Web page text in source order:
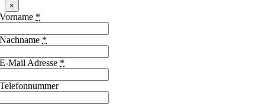
×
Vorname *
Nachname *
E-Mail Adresse *
Telefonnummer